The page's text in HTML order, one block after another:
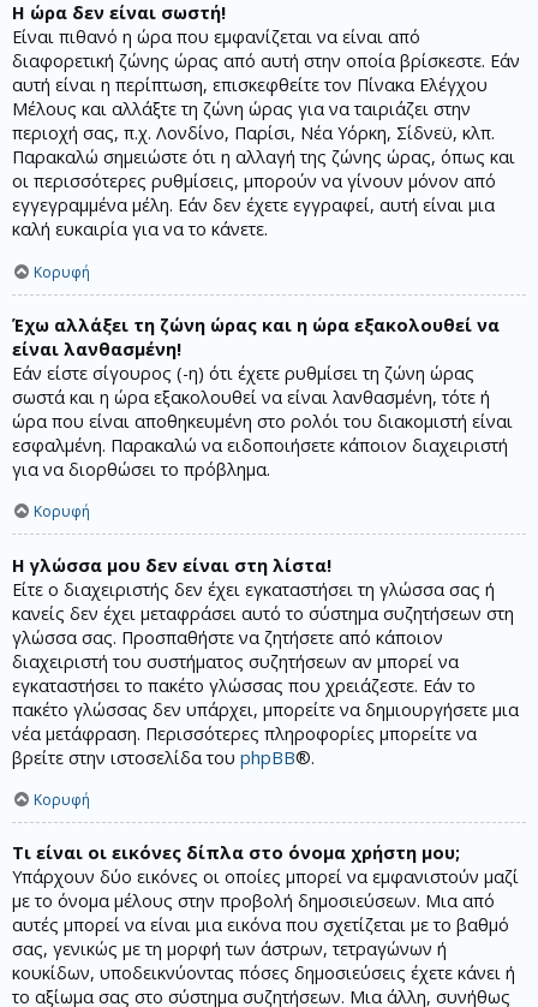
Η ώρα δεν είναι σωστή!
Είναι πιθανό η ώρα που εμφανίζεται να είναι από
διαφορετική ζώνης ώρας από αυτή στην οποία βρίσκεστε. Εάν
αυτή είναι η περίπτωση, επισκεφθείτε τον Πίνακα Ελέγχου
Μέλους και αλλάξτε τη ζώνη ώρας για να ταιριάζει στην
περιοχή σας, π.χ. Λονδίνο, Παρίσι, Νέα Υόρκη, Σίδνεϋ, κλπ.
Παρακαλώ σημειώστε ότι η αλλαγή της ζώνης ώρας, όπως και
οι περισσότερες ρυθμίσεις, μπορούν να γίνουν μόνον από
εγγεγραμμένα μέλη. Εάν δεν έχετε εγγραφεί, αυτή είναι μια
καλή ευκαιρία για να το κάνετε.
Κορυφή
Έχω αλλάξει τη ζώνη ώρας και η ώρα εξακολουθεί να
είναι λανθασμένη!
Εάν είστε σίγουρος (-η) ότι έχετε ρυθμίσει τη ζώνη ώρας
σωστά και η ώρα εξακολουθεί να είναι λανθασμένη, τότε ή
ώρα που είναι αποθηκευμένη στο ρολόι του διακομιστή είναι
εσφαλμένη. Παρακαλώ να ειδοποιήσετε κάποιον διαχειριστή
για να διορθώσει το πρόβλημα.
Κορυφή
Η γλώσσα μου δεν είναι στη λίστα!
Είτε ο διαχειριστής δεν έχει εγκαταστήσει τη γλώσσα σας ή
κανείς δεν έχει μεταφράσει αυτό το σύστημα συζητήσεων στη
γλώσσα σας. Προσπαθήστε να ζητήσετε από κάποιον
διαχειριστή του συστήματος συζητήσεων αν μπορεί να
εγκαταστήσει το πακέτο γλώσσας που χρειάζεστε. Εάν το
πακέτο γλώσσας δεν υπάρχει, μπορείτε να δημιουργήσετε μια
νέα μετάφραση. Περισσότερες πληροφορίες μπορείτε να
βρείτε στην ιστοσελίδα του phpBB®.
Κορυφή
Τι είναι οι εικόνες δίπλα στο όνομα χρήστη μου;
Υπάρχουν δύο εικόνες οι οποίες μπορεί να εμφανιστούν μαζί
με το όνομα μέλους στην προβολή δημοσιεύσεων. Μια από
αυτές μπορεί να είναι μια εικόνα που σχετίζεται με το βαθμό
σας, γενικώς με τη μορφή των άστρων, τετραγώνων ή
κουκίδων, υποδεικνύοντας πόσες δημοσιεύσεις έχετε κάνει ή
το αξίωμα σας στο σύστημα συζητήσεων. Μια άλλη, συνήθως